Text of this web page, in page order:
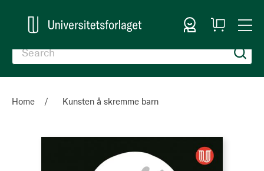
Sign In
My
Cart
Home Kunsten å skremme barn